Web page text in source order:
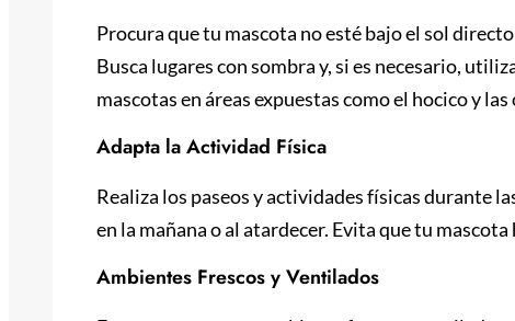
Procura que tu mascota no esté bajo el sol
Busca lugares con sombra y, si es necesario,
mascotas en áreas expuestas como el hocico y las
Adapta la Actividad Física
Realiza los paseos y actividades físicas durante
en la mañana o al atardecer. Evita que tu
Ambientes Frescos y Ventilados